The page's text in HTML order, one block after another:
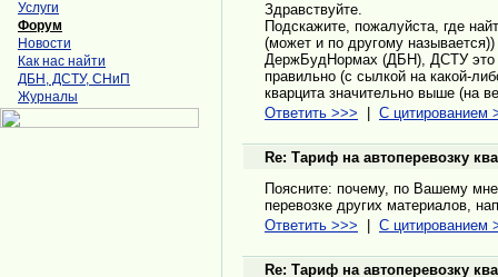
Услуги
Форум
Новости
Как нас найти
ДБН, ДСТУ, СНиП
Журналы
Здравствуйте.
Подскажите, пожалуйста, где
(может и по другому
ДержБудНормах (ДБН), ДСТУ это
правильно (с сылкой на какой-
кварцита значительно выше (на
Ответить >>>
С цитированием
Re: Тариф на автоперевозку
Поясните: почему, по Вашему
перевозке других материалов,
Ответить >>>
С цитированием
Re: Тариф на автоперевозку